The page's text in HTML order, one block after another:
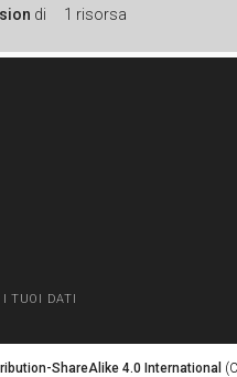
di 1 risorsa
I TUOI DATI
ShareAlike 4.0 International